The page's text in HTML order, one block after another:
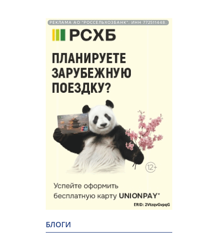
РЕКЛАМА АО "РОССЕЛЬХОЗБАНК". ИНН 772511448.
БЛОГИ